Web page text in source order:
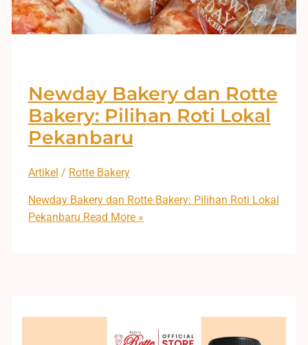
Newday Bakery dan Rotte
Bakery: Pilihan Roti Lokal
Pekanbaru
Artikel / Rotte Bakery
Newday Bakery dan Rotte Bakery: Pilihan Roti Lokal
Pekanbaru Read More »